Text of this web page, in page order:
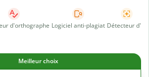
d'orthographe Logiciel anti-plagiat Détecteur d'IA
Meilleur choix